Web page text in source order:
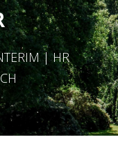
| HR